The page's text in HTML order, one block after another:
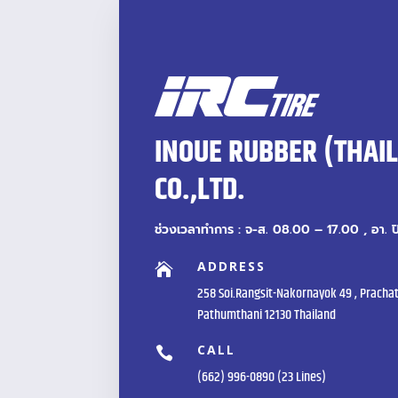
INOUE RUBBER
CO.,LTD.
ช่วงเวลาทำการ : จ-ส. 08.00 – 17.00 , อา.
 ADDRESS
258 Soi.Rangsit-Nakornayok 49 ,
Pathumthani 12130 Thailand
 CALL
(662) 996-0890 (23 Lines)